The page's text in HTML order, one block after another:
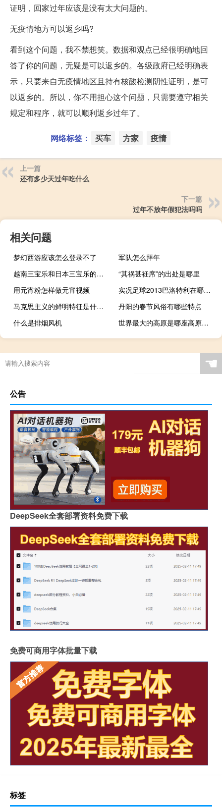
证明，回家过年应该是没有太大问题的。
无疫情地方可以返乡吗?
看到这个问题，我不禁想笑。数据和观点已经很明确地回
答了你的问题，无疑是可以返乡的。各级政府已经明确表
示，只要来自无疫情地区且持有核酸检测阴性证明，是可
以返乡的。所以，你不用担心这个问题，只需要遵守相关
规定和程序，就可以顺利返乡过年了。
网络标签： 买车 方家 疫情
上一篇
还有多少天过年吃什么
下一篇
过年不放年假犯法吗吗
相关问题
梦幻西游应该怎么登录不了
军队怎么拜年
越南三宝乐和日本三宝乐的区别（越南三宝）
“其祸甚衽席”的出处是哪里
用元宵粉怎样做元宵视频
实况足球2013巴洛特利在哪个俱乐部 实况足球2013最新转会补丁
马克思主义的鲜明特征是什么？
丹阳的春节风俗有哪些特点
什么是排烟风机
世界最大的高原是哪座高原（世界最大的高原）
☚
公告
DeepSeek全套部署资料免费下载
免费可商用字体批量下载
标签